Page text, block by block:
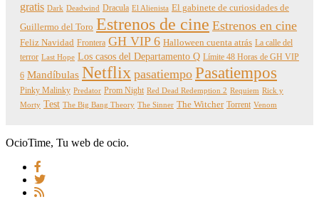
gratis Dark Deadwind Dracula El Alienista El gabinete de curiosidades de
Guillermo del Toro Estrenos de cine Estrenos en cine
Feliz Navidad Frontera GH VIP 6 Halloween cuenta atrás La calle del
terror Last Hope Los casos del Departamento Q Límite 48 Horas de GH VIP
6 Mandíbulas Netflix pasatiempo Pasatiempos
Pinky Malinky Predator Prom Night Red Dead Redemption 2 Requiem Rick y
Morty Test The Big Bang Theory The Sinner The Witcher Torrent Venom
OcioTime, Tu web de ocio.